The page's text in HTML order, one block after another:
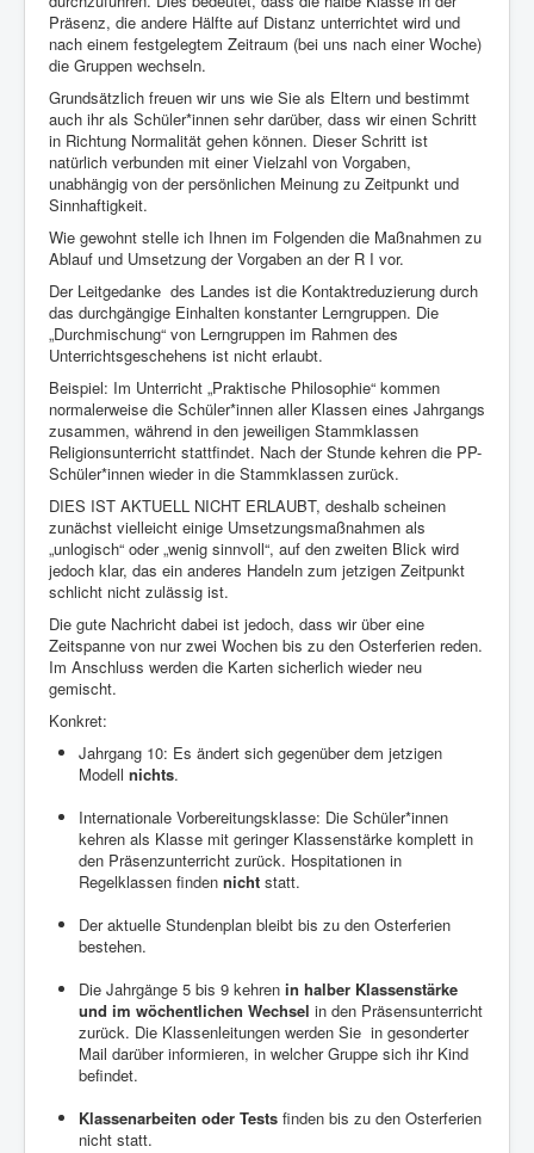
Präsenz, die andere Hälfte auf Distanz unterrichtet wird und
nach einem festgelegtem Zeitraum (bei uns nach einer Woche)
die Gruppen wechseln.
Grundsätzlich freuen wir uns wie Sie als Eltern und bestimmt
auch ihr als Schüler*innen sehr darüber, dass wir einen Schritt
in Richtung Normalität gehen können. Dieser Schritt ist
natürlich verbunden mit einer Vielzahl von Vorgaben,
unabhängig von der persönlichen Meinung zu Zeitpunkt und
Sinnhaftigkeit.
Wie gewohnt stelle ich Ihnen im Folgenden die Maßnahmen zu
Ablauf und Umsetzung der Vorgaben an der R I vor.
Der Leitgedanke des Landes ist die Kontaktreduzierung durch
das durchgängige Einhalten konstanter Lerngruppen. Die
„Durchmischung“ von Lerngruppen im Rahmen des
Unterrichtsgeschehens ist nicht erlaubt.
Beispiel: Im Unterricht „Praktische Philosophie“ kommen
normalerweise die Schüler*innen aller Klassen eines Jahrgangs
zusammen, während in den jeweiligen Stammklassen
Religionsunterricht stattfindet. Nach der Stunde kehren die PP-
Schüler*innen wieder in die Stammklassen zurück.
DIES IST AKTUELL NICHT ERLAUBT, deshalb scheinen
zunächst vielleicht einige Umsetzungsmaßnahmen als
„unlogisch“ oder „wenig sinnvoll“, auf den zweiten Blick wird
jedoch klar, das ein anderes Handeln zum jetzigen Zeitpunkt
schlicht nicht zulässig ist.
Die gute Nachricht dabei ist jedoch, dass wir über eine
Zeitspanne von nur zwei Wochen bis zu den Osterferien reden.
Im Anschluss werden die Karten sicherlich wieder neu
gemischt.
Konkret:
Jahrgang 10: Es ändert sich gegenüber dem jetzigen
Modell nichts.
Internationale Vorbereitungsklasse: Die Schüler*innen
kehren als Klasse mit geringer Klassenstärke komplett in
den Präsenzunterricht zurück. Hospitationen in
Regelklassen finden nicht statt.
Der aktuelle Stundenplan bleibt bis zu den Osterferien
bestehen.
Die Jahrgänge 5 bis 9 kehren in halber Klassenstärke
und im wöchentlichen Wechsel in den Präsensunterricht
zurück. Die Klassenleitungen werden Sie in gesonderter
Mail darüber informieren, in welcher Gruppe sich ihr Kind
befindet.
Klassenarbeiten oder Tests finden bis zu den Osterferien
nicht statt.